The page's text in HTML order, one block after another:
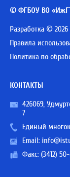
© ФГБОУ ВО
Разработка ©
Правила
Политика по
КОНТАКТЫ
426069,
7
Единый
Email:
Факс: (3412)